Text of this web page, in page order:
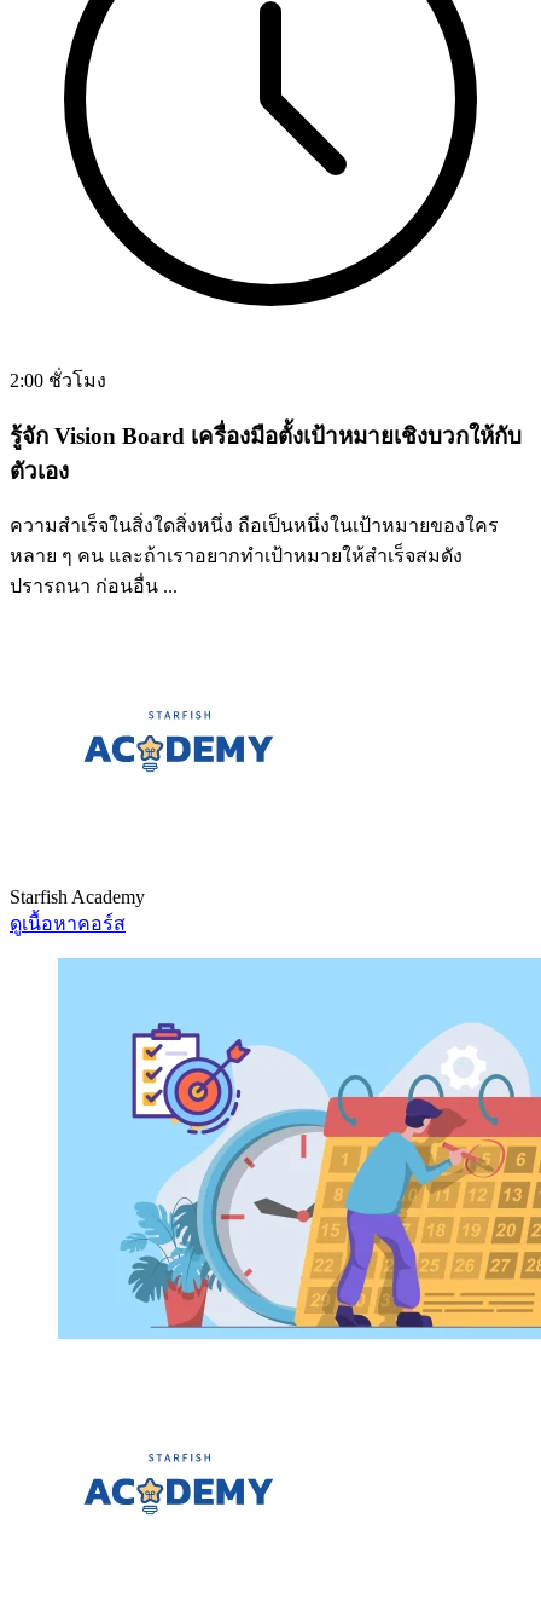
2:00 ชั่วโมง
รู้จัก Vision Board เครื่องมือตั้งเป้าหมายเชิงบวกให้กับ
ตัวเอง
ความสำเร็จในสิ่งใดสิ่งหนึ่ง ถือเป็นหนึ่งในเป้าหมายของใคร
หลาย ๆ คน และถ้าเราอยากทำเป้าหมายให้สำเร็จสมดัง
ปรารถนา ก่อนอื่น ...
Starfish Academy
ดูเนื้อหาคอร์ส